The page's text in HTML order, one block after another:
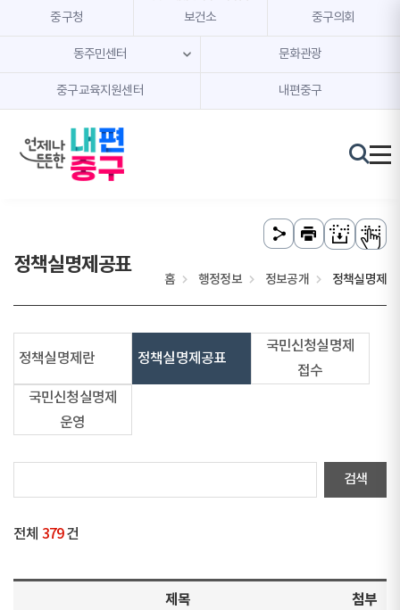
본문 내용 바로가기
주메뉴 바로가기
중구청 보건소 중구의회
동주민센터 문화관광
중구교육지원센터 내편중구
정책실명제공표
홈 행정정보 정보공개 정책실명제
정책실명제란 정책실명제공표
국민신청실명제
접수
국민신청실명제
운영
전체 379 건
제목 첨부